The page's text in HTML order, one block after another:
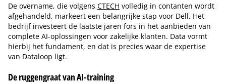
De overname, die volgens CTECH volledig in contanten wordt
afgehandeld, markeert een belangrijke stap voor Dell. Het
bedrijf investeert de laatste jaren fors in het aanbieden van
complete AI-oplossingen voor zakelijke klanten. Data vormt
hierbij het fundament, en dat is precies waar de expertise
van Dataloop ligt.
De ruggengraat van AI-training